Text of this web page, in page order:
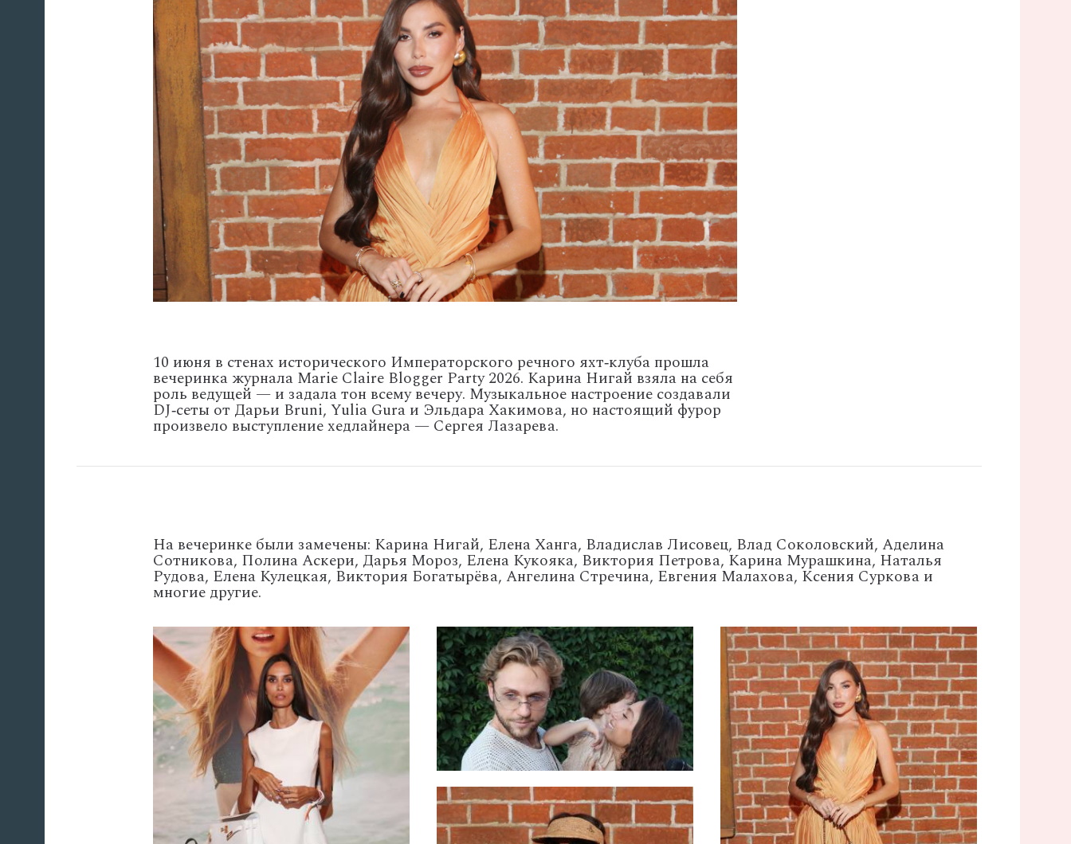
10 июня в стенах исторического Императорского речного яхт‑клуба прошла
вечеринка журнала Marie Claire Blogger Party 2026. Карина Нигай взяла на себя
роль ведущей — и задала тон всему вечеру. Музыкальное настроение создавали
DJ‑сеты от Дарьи Bruni, Yulia Gura и Эльдара Хакимова, но настоящий фурор
произвело выступление хедлайнера — Сергея Лазарева.
На вечеринке были замечены: Карина Нигай, ЕленаХанга, Владислав Лисовец, Влад Соколовский, Аделина
Сотникова, ПолинаАскери, Дарья Мороз, Елена Кукояка, Виктория Петрова, Карина Мурашкина, Наталья
Рудова, Елена Кулецкая, Виктория Богатырёва, Ангелина Стречина, Евгения Малахова, Ксения Суркова и
многие другие.
'